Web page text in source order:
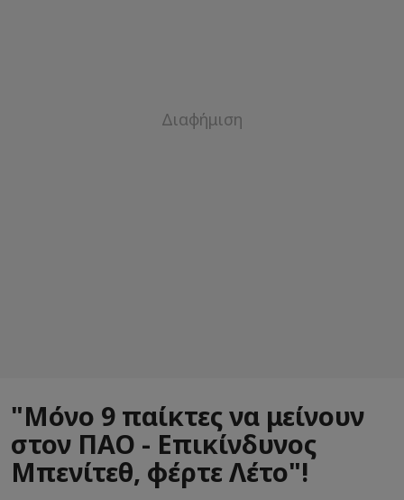
"Μόνο 9 παίκτες να μείνουν
στον ΠΑΟ - Επικίνδυνος
Μπενίτεθ, φέρτε Λέτο"!